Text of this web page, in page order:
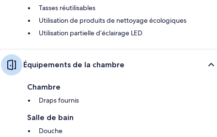
Tasses réutilisables
Utilisation de produits de nettoyage écologiques
Utilisation partielle d’éclairage LED
Équipements de la chambre
Chambre
Draps fournis
Salle de bain
Douche